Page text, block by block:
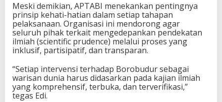
Meski demikian, APTABI menekankan pentingnya
prinsip kehati-hatian dalam setiap tahapan
pelaksanaan. Organisasi ini mendorong agar
seluruh pihak terkait mengedepankan pendekatan
ilmiah (scientific prudence) melalui proses yang
inklusif, partisipatif, dan transparan.
“Setiap intervensi terhadap Borobudur sebagai
warisan dunia harus didasarkan pada kajian ilmiah
yang komprehensif, terbuka, dan terverifikasi,”
tegas Edi.